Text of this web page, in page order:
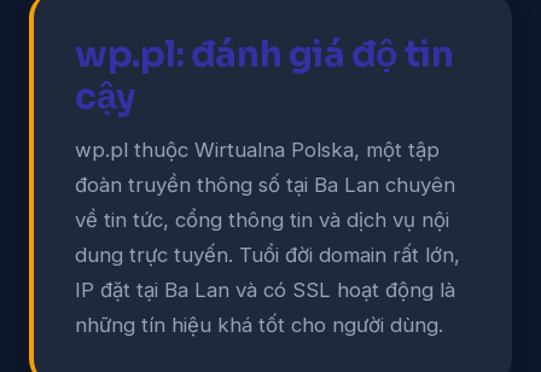
wp.pl: đánh giá độ tin
cậy
wp.pl thuộc Wirtualna Polska, một tập
đoàn truyền thông số tại Ba Lan chuyên
về tin tức, cổng thông tin và dịch vụ nội
dung trực tuyến. Tuổi đời domain rất lớn,
IP đặt tại Ba Lan và có SSL hoạt động là
những tín hiệu khá tốt cho người dùng.